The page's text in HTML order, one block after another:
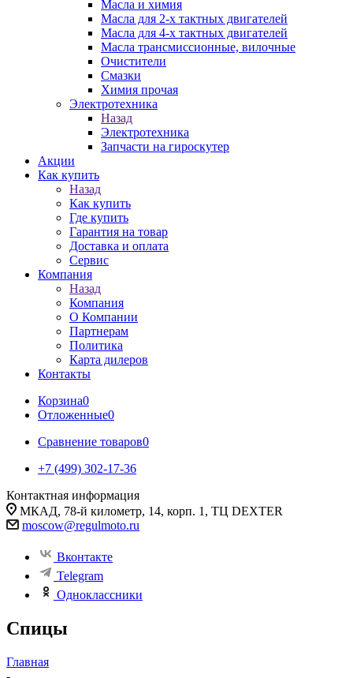
Масла и химия
Масла для 2-х тактных двигателей
Масла для 4-х тактных двигателей
Масла трансмиссионные, вилочные
Очистители
Смазки
Химия прочая
Электротехника
Назад
Электротехника
Запчасти на гироскутер
Акции
Как купить
Назад
Как купить
Где купить
Гарантия на товар
Доставка и оплата
Сервис
Компания
Назад
Компания
О Компании
Партнерам
Политика
Карта дилеров
Контакты
Корзина0
Отложенные0
Сравнение товаров0
+7 (499) 302-17-36
Контактная информация
МКАД, 78-й километр, 14, корп. 1, ТЦ DEXTER
moscow@regulmoto.ru
Вконтакте
Telegram
Одноклассники
Спицы
Главная